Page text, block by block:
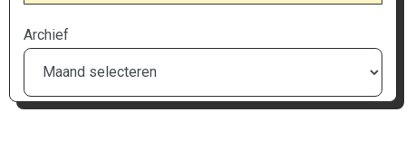
Archief